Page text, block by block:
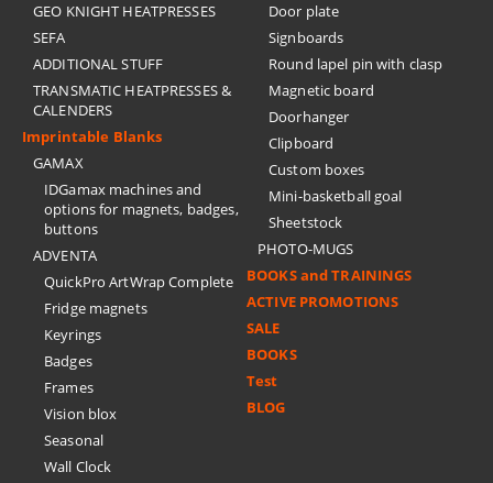
GEO KNIGHT HEATPRESSES
SEFA
ADDITIONAL STUFF
TRANSMATIC HEATPRESSES &
CALENDERS
Imprintable Blanks
GAMAX
IDGamax machines and
options for magnets, badges,
buttons
ADVENTA
QuickPro ArtWrap Complete
Fridge magnets
Keyrings
Badges
Frames
Vision blox
Seasonal
Wall Clock
Door plate
Signboards
Round lapel pin with clasp
Magnetic board
Doorhanger
Clipboard
Custom boxes
Mini-basketball goal
Sheetstock
PHOTO-MUGS
BOOKS and TRAININGS
ACTIVE PROMOTIONS
SALE
BOOKS
Test
BLOG